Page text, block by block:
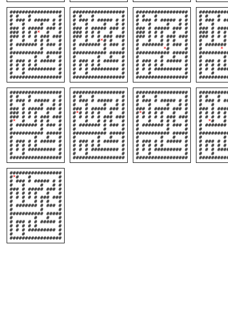
#################
# # # #
# ### # ##### # #
# # # # #
### # ##### ### #
### # # #* # #
### # # # ### ###
# # # # # #
# ####### # ### #
# # #
########### #####
# # # #
# ### # # ##### #
# # # # # #
# # # ######### #
# # #
#################
#################
# # # #
# ### # ##### # #
# # # # #
### # ##### ### #
### # # # # #
### # # # ### ###
# # #*# # #
# ####### # ### #
# # #
########### #####
# # # #
# ### # # ##### #
# # # # # #
# # # ######### #
# # #
#################
#################
# # # #
# ### # ##### # #
# # # # #
### # ##### ### #
### # # # # #
### # # # ### ###
# # # # # #
# ####### # ### #
# *# #
########### #####
# # # #
# ### # # ##### #
# # # # # #
# # # ######### #
# # #
#################
# #
# ### #
# #
### #
### #
### # # #
# # #
#
# *
# #
# ### # #
# # #
# # #
#
#################
# # # #
# ### # ##### # #
# # # # #
### # ##### ### #
### # # # # #
### # # # ### ###
#* # # # # #
# ####### # ### #
# # #
########### #####
# # # #
# ### # # ##### #
# # # # # #
# # # ######### #
# # #
#################
#################
# # # #
# ### # ##### # #
# # # # #
### # ##### ### #
#*# # # # # #
# # # # # ### ###
# # # # # #
# ####### # ### #
# # #
########### #####
# # # #
# ### # # ##### #
# # # # # #
# # # ######### #
# # #
#################
#################
# # # #
# ### # ##### # #
# # # # #
### # ##### ### #
#*# # # # # #
# # # # # ### ###
# # # # # #
# ####### # ### #
# # #
########### #####
# # # #
# ### # # ##### #
# # # # # #
# # # ######### #
# # #
#################
# #
# ### #
# #
### #
# # #
# # # # #
# *# #
#
#
# #
# ### # #
# # #
# # #
#
#################
#*# # #
# ### # ##### # #
# # # # #
### # ##### ### #
# # # # # # #
# # # # # ### ###
# # # # # #
# ####### # ### #
# # #
########### #####
# # # #
# ### # # ##### #
# # # # # #
# # # ######### #
# # #
#################